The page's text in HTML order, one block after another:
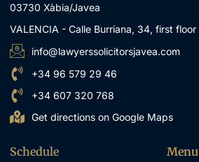
03730 Xàbia/Javea
VALENCIA - Calle Burriana, 34, first floor
info@lawyerssolicitorsjavea.com
+34 96 579 29 46
+34 607 320 768
Get directions on Google Maps
Schedule Menu